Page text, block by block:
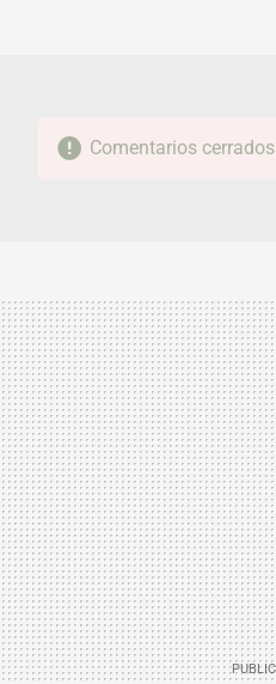
Comentarios cerrados